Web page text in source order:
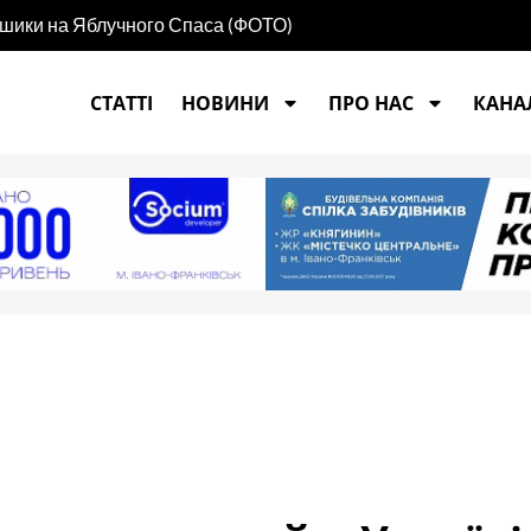
на Яблучного Спаса (ФОТО)
СТАТТІ
НОВИНИ ПРО НАС